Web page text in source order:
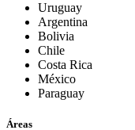
Uruguay
Argentina
Bolivia
Chile
Costa Rica
México
Paraguay
Áreas